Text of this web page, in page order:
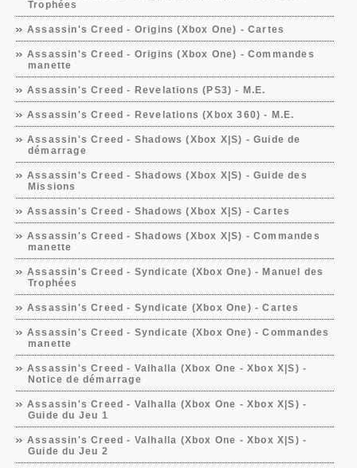
Trophées
Assassin's Creed - Origins (Xbox One) - Cartes
Assassin's Creed - Origins (Xbox One) - Commandes
manette
Assassin's Creed - Revelations (PS3) - M.E.
Assassin's Creed - Revelations (Xbox 360) - M.E.
Assassin's Creed - Shadows (Xbox X|S) - Guide de
démarrage
Assassin's Creed - Shadows (Xbox X|S) - Guide des
Missions
Assassin's Creed - Shadows (Xbox X|S) - Cartes
Assassin's Creed - Shadows (Xbox X|S) - Commandes
manette
Assassin's Creed - Syndicate (Xbox One) - Manuel des
Trophées
Assassin's Creed - Syndicate (Xbox One) - Cartes
Assassin's Creed - Syndicate (Xbox One) - Commandes
manette
Assassin's Creed - Valhalla (Xbox One - Xbox X|S) -
Notice de démarrage
Assassin's Creed - Valhalla (Xbox One - Xbox X|S) -
Guide du Jeu 1
Assassin's Creed - Valhalla (Xbox One - Xbox X|S) -
Guide du Jeu 2